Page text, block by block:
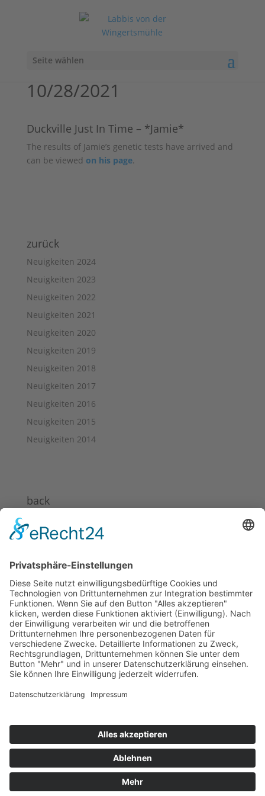
Seite wählen
10/28/2021
Duckville Just In Time – *Jamie*
The results of Jamie’s genetic tests have arrived and
can be viewed on his page.
zurück
Neuigkeiten 2024
Neuigkeiten 2023
Neuigkeiten 2022
Neuigkeiten 2021
Neuigkeiten 2020
Neuigkeiten 2019
Neuigkeiten 2018
Neuigkeiten 2017
Neuigkeiten 2016
Neuigkeiten 2015
Neuigkeiten 2014
back
News 2023
News 2021
News 2020
News 2019
News 2018
News 2017
News 2016
News 2015
News 2014
© 2014 - 2026 Cordula & Stefan Praetzas | all rights
reserved | CMS Premium Website by